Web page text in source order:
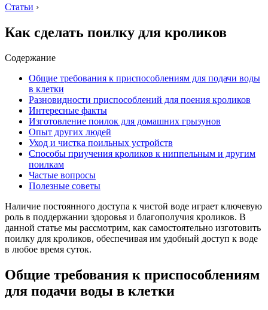
Статьи ›
Как сделать поилку для кроликов
Содержание
Общие требования к приспособлениям для подачи воды
в клетки
Разновидности приспособлений для поения кроликов
Интересные факты
Изготовление поилок для домашних грызунов
Опыт других людей
Уход и чистка поильных устройств
Способы приучения кроликов к ниппельным и другим
поилкам
Частые вопросы
Полезные советы
Наличие постоянного доступа к чистой воде играет ключевую
роль в поддержании здоровья и благополучия кроликов. В
данной статье мы рассмотрим, как самостоятельно изготовить
поилку для кроликов, обеспечивая им удобный доступ к воде
в любое время суток.
Общие требования к приспособлениям
для подачи воды в клетки